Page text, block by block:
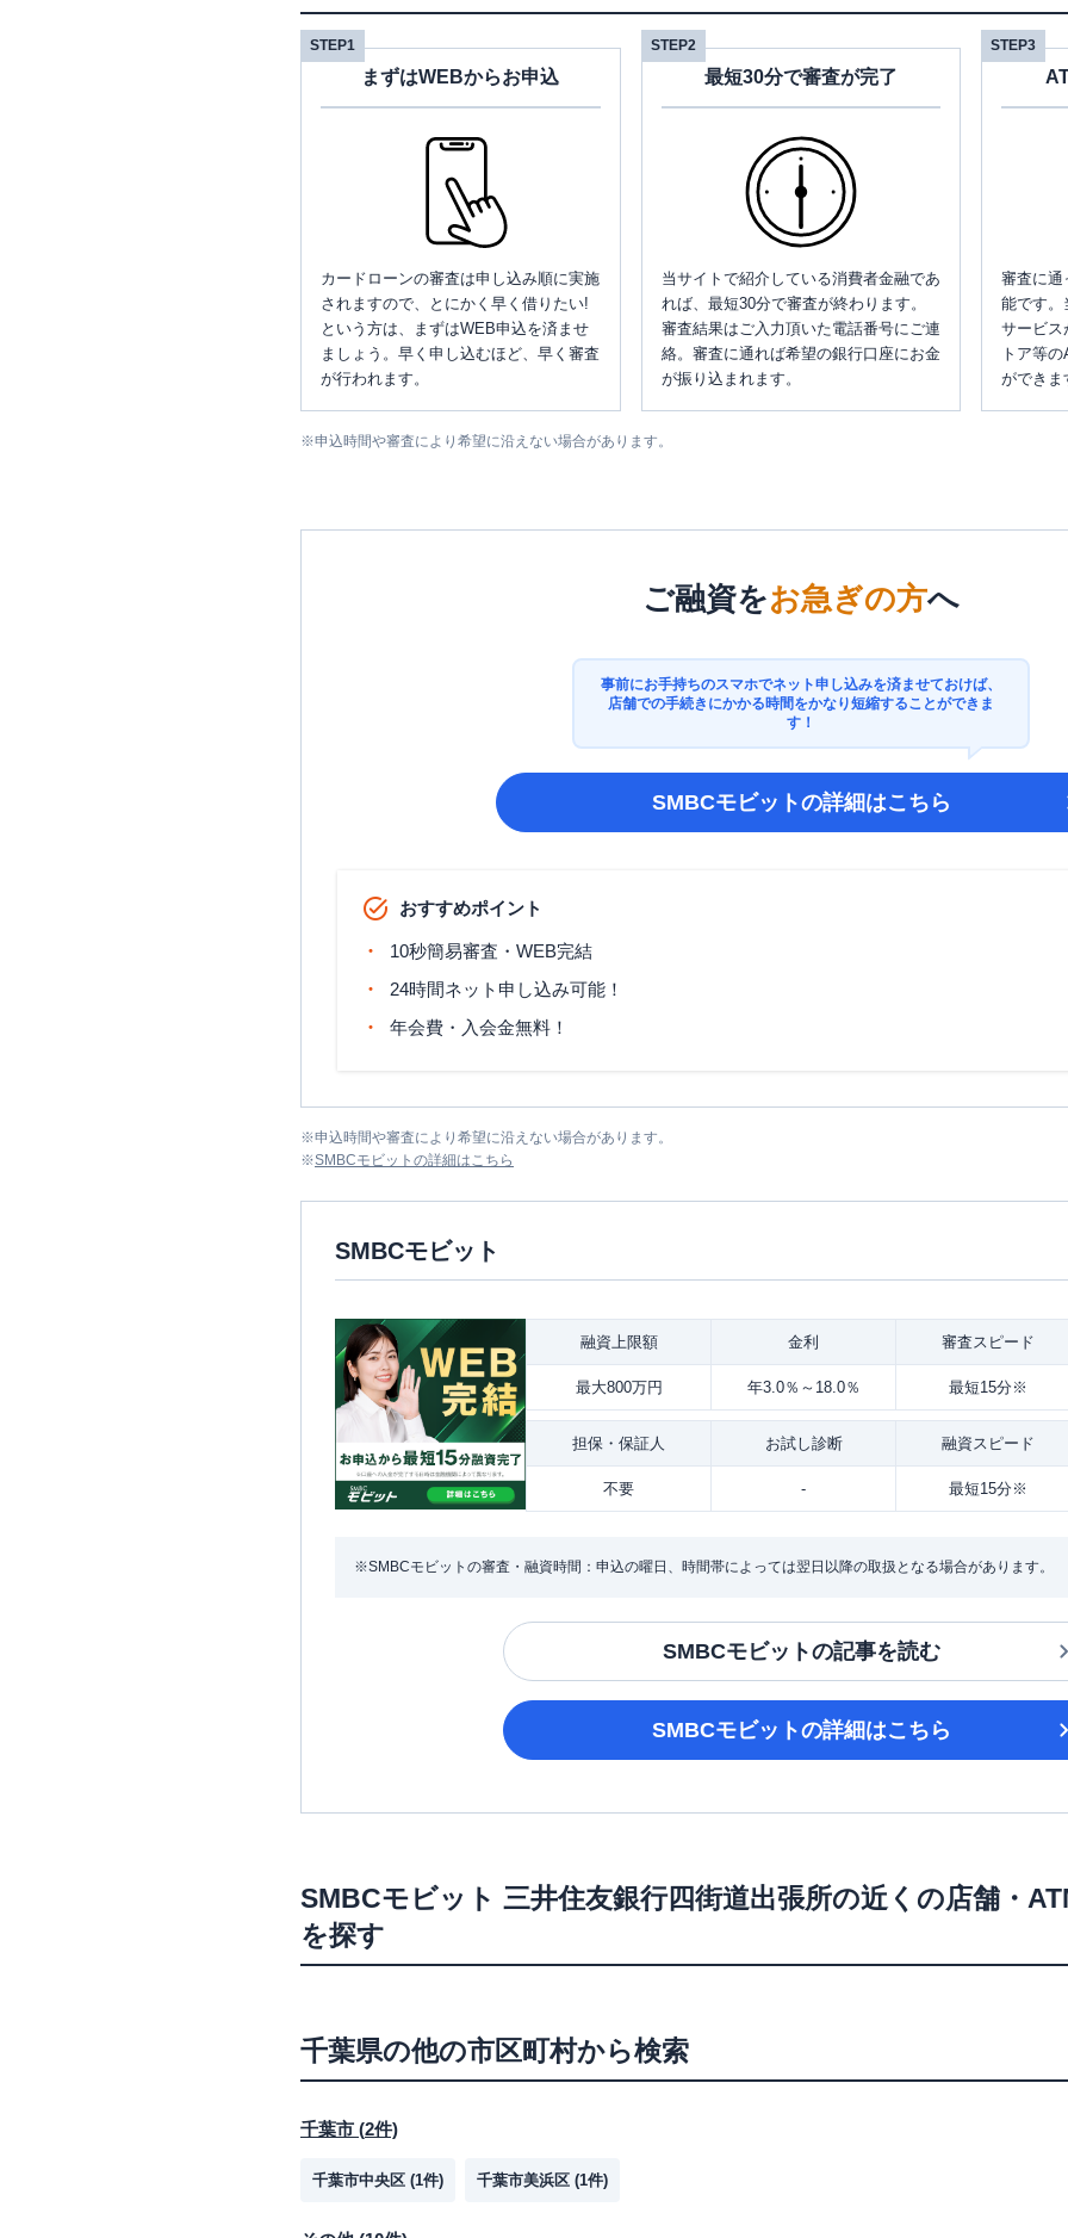
STEP1
まずはWEBからお申込
カードローンの審査は申し込み順に実施
されますので、とにかく早く借りたい!
という方は、まずはWEB申込を済ませ
ましょう。早く申し込むほど、早く審査
が行われます。
STEP2
最短30分で審査が完了
当サイトで紹介している消費者金融であ
れば、最短30分で審査が終わります。
審査結果はご入力頂いた電話番号にご連
絡。審査に通れば希望の銀行口座にお金
が振り込まれます。
STEP3
審査に通
能です。
サービス
トア等
ができま
※申込時間や審査により希望に沿えない場合があります。
ご融資をお急ぎの方へ
事前にお手持ちのスマホでネット申し込みを済ませておけば、
店舗での手続きにかかる時間をかなり短縮することができま
す！
SMBCモビットの詳細はこちら
おすすめポイント
10秒簡易審査・WEB完結
24時間ネット申し込み可能！
年会費・入会金無料！
※申込時間や審査により希望に沿えない場合があります。
※SMBCモビット の詳細はこちら
SMBCモビット
融資上限額 金利 審査スピード
最大800万円 年3.0％～18.0％ 最短15分※
担保・ 保証人 お試し診断 融資スピード
不要 - 最短15分※
※SMBCモビットの審査・融資時間：申込の曜日、時間帯によっては翌日以降の取扱となる場合があります。
SMBCモビットの記事を読む
SMBCモビットの詳細はこちら
SMBCモビット 三井住友銀行四街道出張所の近くの店舗・
を探す
千葉県の他の市区町村から検索
千葉市 (2件)
千葉市中央区 (1件) 千葉市美浜区 (1件)